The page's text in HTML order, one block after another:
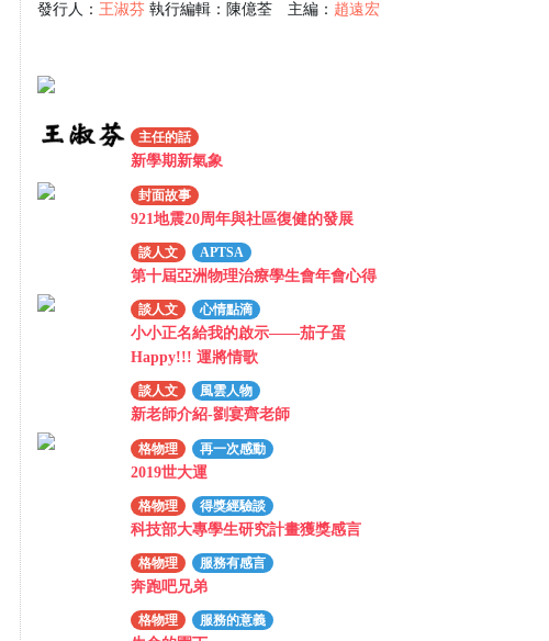
發行人： 王淑芬 執行編輯：陳億荃 主編： 趙遠宏
主任的話
新學期新氣象
封面故事
921地震20周年與社區復健的發展
談人文 APTSA
第十屆亞洲物理治療學生會年會心得
談人文 心情點滴
小小正名給我的啟示——茄子蛋
Happy!!! 運將情歌
談人文 風雲人物
新老師介紹-劉宴齊老師
格物理 再一次感動
2019世大運
格物理 得獎經驗談
科技部大專學生研究計畫獲獎感言
格物理 服務有感言
奔跑吧兄弟
格物理 服務的意義